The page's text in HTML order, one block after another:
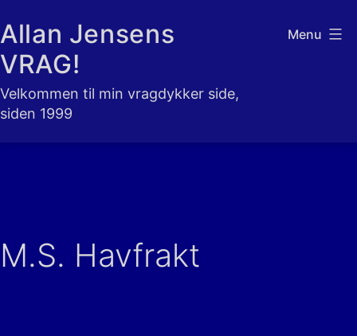
til
indhold
Allan Jensens
VRAG!
Velkommen til min vragdykker side,
siden 1999
Menu
M.S. Havfrakt